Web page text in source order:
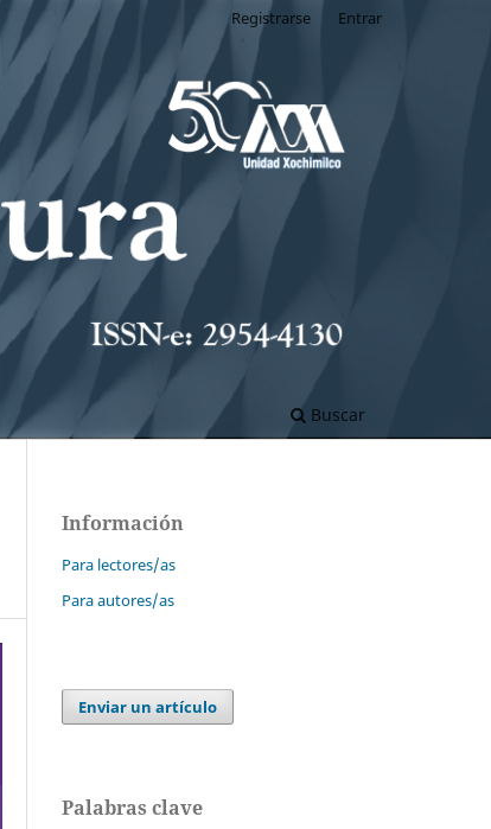
Buscar
Registrarse Entrar
Información
Para lectores/as
Para autores/as
Enviar un artículo
Palabras clave